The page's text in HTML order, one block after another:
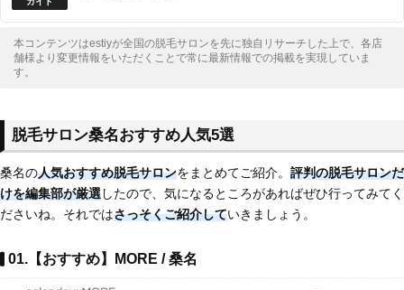
本コンテンツはestiyが全国の脱毛サロンを先に独自リサーチした上で、各店
舗様より変更情報をいただくことで常に最新情報での掲載を実現していま
す。
脱毛サロン桑名おすすめ人気5選
桑名の人気おすすめ脱毛サロンをまとめてご紹介。 評判の脱毛サロンだ
けを編集部が厳選したので、気になるところがあればぜひ行ってみてく
ださいね。それではさっそくご紹介していきましょう。
01.【おすすめ】MORE / 桑名